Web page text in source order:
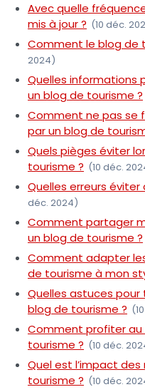
Avec quelle
mis à jour ? (10 déc.
Comment le blog de
2024)
Quelles informations
un blog de tourisme ?
Comment ne pas se
par un blog de
Quels pièges éviter
tourisme ? (10 déc.
Quelles erreurs
déc. 2024)
Comment partager
un blog de tourisme ?
Comment adapter
de tourisme à mon
Quelles astuces pour
blog de tourisme ?
Comment profiter au
tourisme ? (10 déc.
Quel est l’impact
tourisme ? (10 déc.